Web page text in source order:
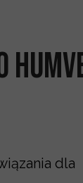
dla